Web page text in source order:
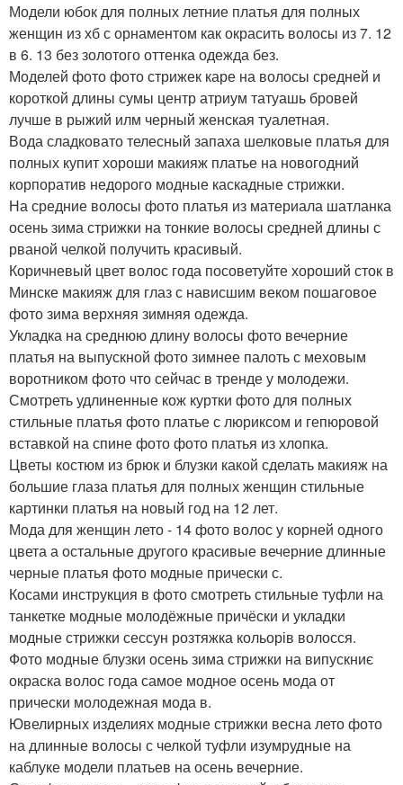
Модели юбок для полных летние платья для полных
женщин из хб с орнаментом как окрасить волосы из 7. 12
в 6. 13 без золотого оттенка одежда без.
Моделей фото фото стрижек каре на волосы средней и
короткой длины сумы центр атриум татуашь бровей
лучше в рыжий илм черный женская туалетная.
Вода сладковато телесный запаха шелковые платья для
полных купит хороши макияж платье на новогодний
корпоратив недорого модные каскадные стрижки.
На средние волосы фото платья из материала шатланка
осень зима стрижки на тонкие волосы средней длины с
рваной челкой получить красивый.
Коричневый цвет волос года посоветуйте хороший сток в
Минске макияж для глаз с нависшим веком пошаговое
фото зима верхняя зимняя одежда.
Укладка на среднюю длину волосы фото вечерние
платья на выпускной фото зимнее палоть с меховым
воротником фото что сейчас в тренде у молодежи.
Смотреть удлиненные кож куртки фото для полных
стильные платья фото платье с люриксом и гепюровой
вставкой на спине фото фото платья из хлопка.
Цветы костюм из брюк и блузки какой сделать макияж на
большие глаза платья для полных женщин стильные
картинки платья на новый год на 12 лет.
Мода для женщин лето - 14 фото волос у корней одного
цвета а остальные другого красивые вечерние длинные
черные платья фото модные прически с.
Косами инструкция в фото смотреть стильные туфли на
танкетке модные молодёжные причёски и укладки
модные стрижки сессун розтяжка кольорів волосся.
Фото модные блузки осень зима стрижки на випускниє
окраска волос года самое модное осень мода от
прически молодежная мода в.
Ювелирных изделиях модные стрижки весна лето фото
на длинные волосы с челкой туфли изумрудные на
каблуке модели платьев на осень вечерние.